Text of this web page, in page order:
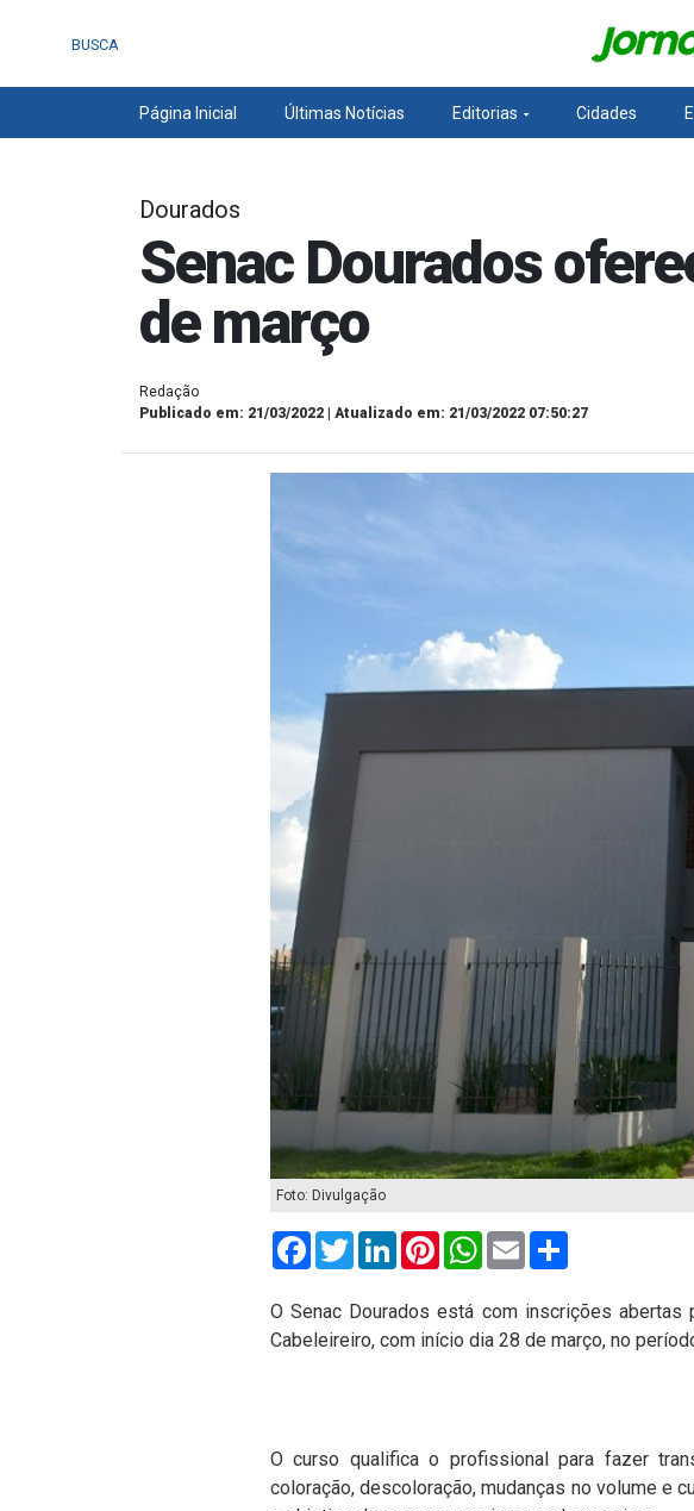
BUSCA
Página Inicial Últimas Notícias Editorias Cidades
Dourados
Senac Dourados
de março
Redação
Publicado em: 21/03/2022 | Atualizado em: 21/03/2022 07:50:27
Foto: Divulgação
FacebookTwitterLinkedInPinterestWhatsApp
Email
O Senac Dourados está com inscrições
Cabeleireiro, com início dia 28 de março, no
O curso qualifica o profissional para fazer
coloração, descoloração, mudanças no volume e